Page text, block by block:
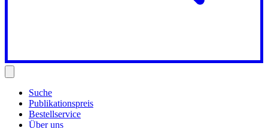
Suche
Publikationspreis
Bestellservice
Über uns